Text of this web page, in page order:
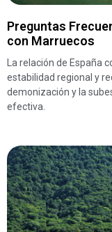
Preguntas
con Marruecos
La relación de España
estabilidad regional y
demonización y la
efectiva.